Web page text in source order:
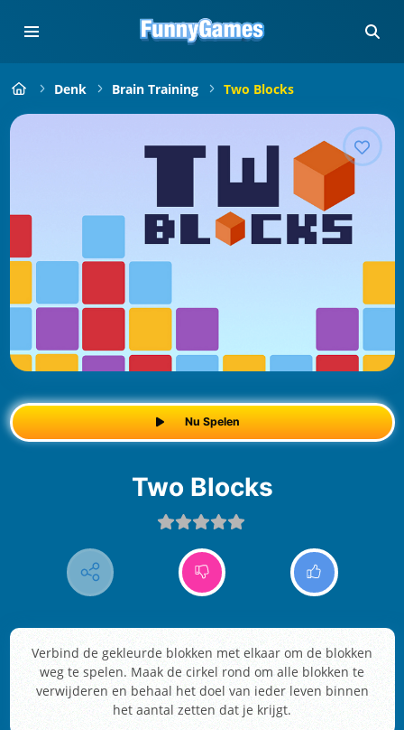
Denk Brain Training Two Blocks
Nu Spelen
Two Blocks
Verbind de gekleurde blokken met elkaar om de blokken
weg te spelen. Maak de cirkel rond om alle blokken te
verwijderen en behaal het doel van ieder leven binnen
het aantal zetten dat je krijgt.